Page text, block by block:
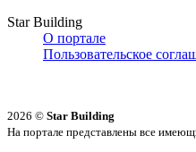
Star Building
О портале
Пользовательское
2026 © Star Building
На портале представлены все